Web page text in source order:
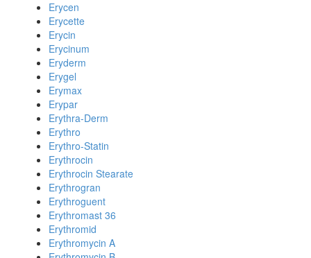
Erycen
Erycette
Erycin
Erycinum
Eryderm
Erygel
Erymax
Erypar
Erythra-Derm
Erythro
Erythro-Statin
Erythrocin
Erythrocin Stearate
Erythrogran
Erythroguent
Erythromast 36
Erythromid
Erythromycin A